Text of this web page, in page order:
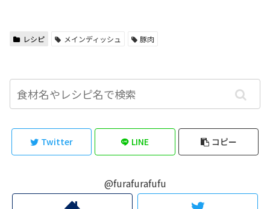
レシピ メインディッシュ 豚肉
Twitter LINE コピー
@furafurafufu